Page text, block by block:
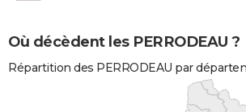
Où décèdent les PERRODEAU ?
Répartition des PERRODEAU par